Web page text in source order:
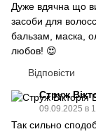
Дуже вдячна що
засоби для
бальзам, маска,
любов! 😍
Відповісти
Струж
09.09.2025 в
Так сильно